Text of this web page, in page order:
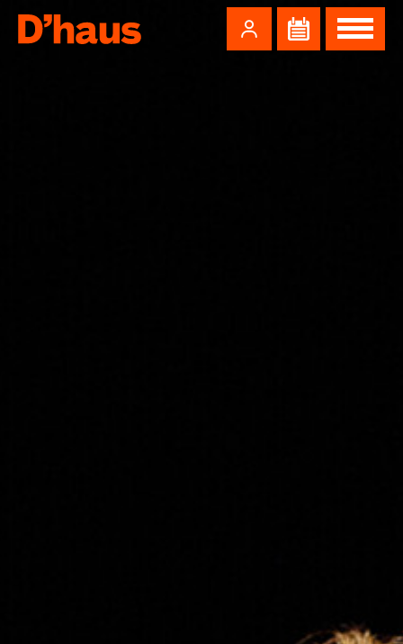
Zum Hauptinhalt springen Zum Footer springen